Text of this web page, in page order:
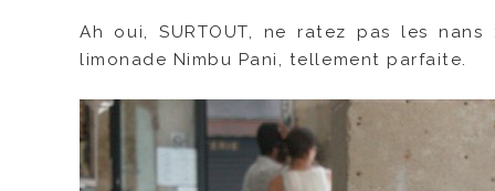
Ah oui, SURTOUT, ne ratez pas les
limonade Nimbu Pani, tellement parfaite.